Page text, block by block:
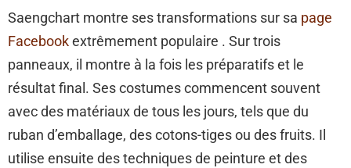
Saengchart montre ses transformations sur sa page
Facebookextrêmement populaire . Sur trois
panneaux, il montre à la fois les préparatifs et le
résultat final. Ses costumes commencent souvent
avec des matériaux de tous les jours, tels que du
ruban d’emballage, des cotons-tiges ou des fruits. Il
utilise ensuite des techniques de peinture et des